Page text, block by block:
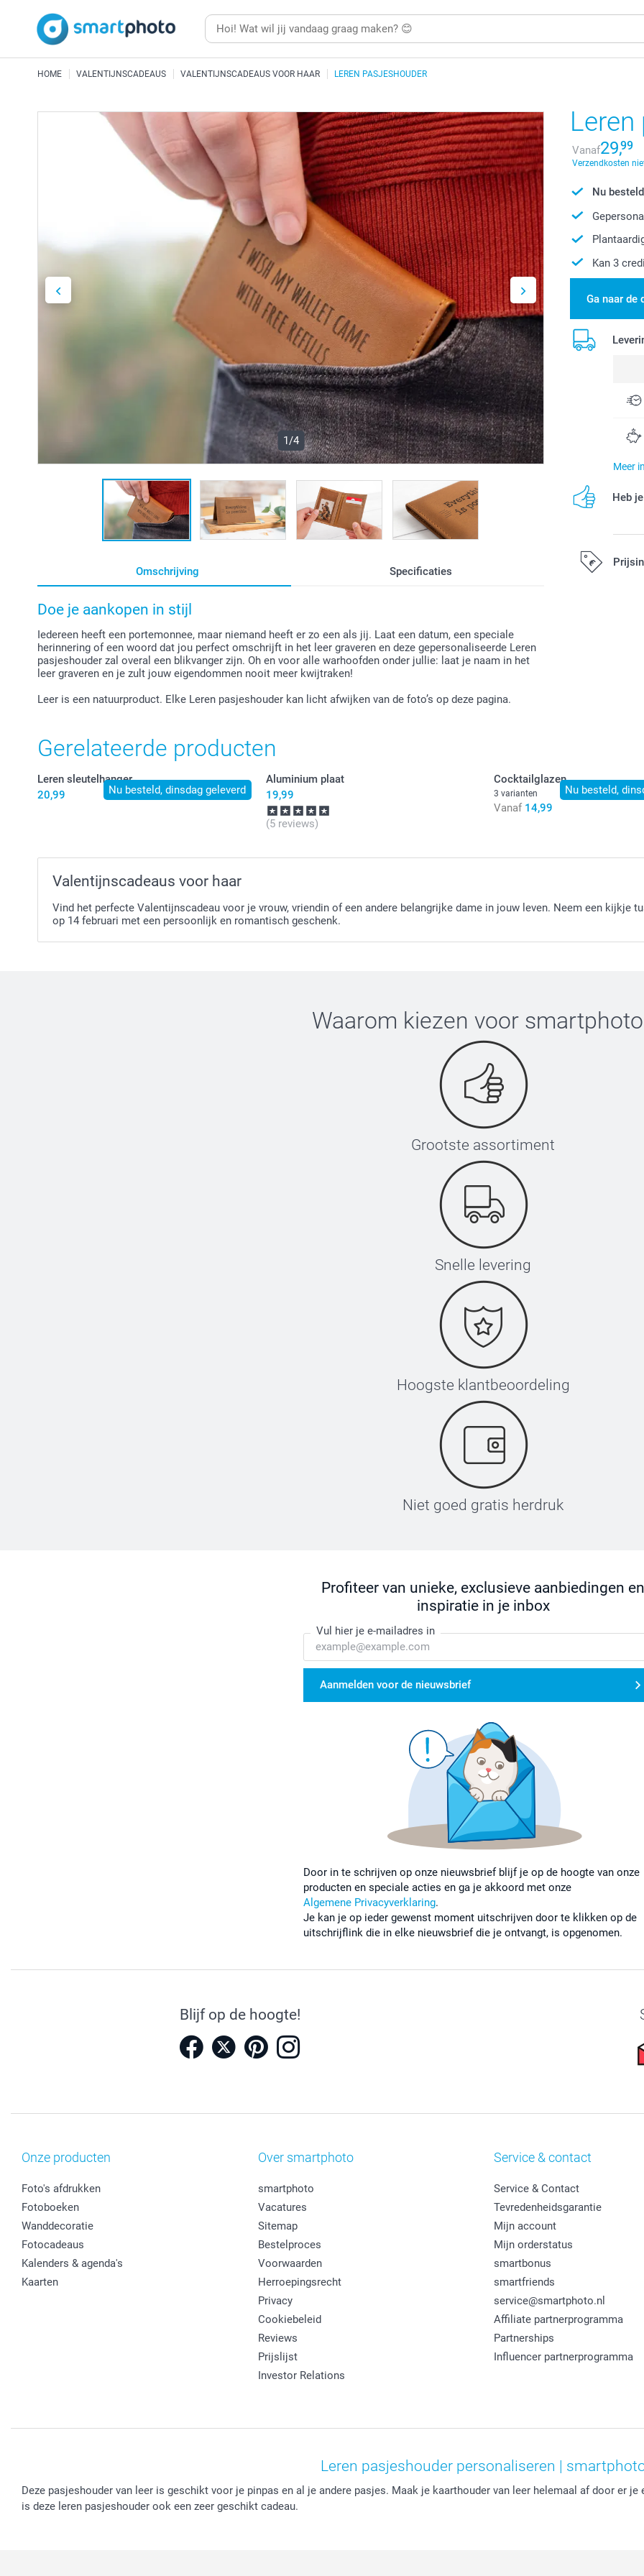
HOME VALENTIJNSCADEAUS VALENTIJNSCADEAUS VOOR HAAR LEREN PASJESHOUDER
1/4
Omschrijving Specificaties
Doe je aankopen in stijl
Iedereen heeft een portemonnee, maar niemand heeft er zo een als jij. Laat een datum, een speciale
herinnering of een woord dat jou perfect omschrijft in het leer graveren en deze gepersonaliseerde Leren
pasjeshouder zal overal een blikvanger zijn. Oh en voor alle warhoofden onder jullie: laat je naam in het
leer graveren en je zult jouw eigendommen nooit meer kwijtraken!
Leer is een natuurproduct. Elke Leren pasjeshouder kan licht afwijken van de foto’s op deze pagina.
Vanaf29,99
Verzendkosten
Nu
Kan 3
Ga naar de
Meer
Heb
Gerelateerde producten
Nu besteld, dinsdag geleverd
Leren sleutelhanger
20,99
Aluminium plaat
19,99
(5 reviews)
Nu besteld,
Cocktailglazen
3 varianten
Vanaf 14,99
Valentijnscadeaus voor haar
Vind het perfecte Valentijnscadeau voor je vrouw, vriendin of een andere belangrijke dame in jouw leven. Neem een kijkje
op 14 februari met een persoonlijk en romantisch geschenk.
Waarom kiezen voor smartphoto
Grootste assortiment
Snelle levering
Hoogste klantbeoordeling
Niet goed gratis herdruk
Profiteer van unieke, exclusieve aanbiedingen en
inspiratie in je inbox
Vul hier je e-mailadres in
Aanmelden voor de nieuwsbrief
Door in te schrijven op onze nieuwsbrief blijf je op de hoogte van onze
producten en speciale acties en ga je akkoord met onze
Algemene Privacyverklaring.
Je kan je op ieder gewenst moment uitschrijven door te klikken op de
uitschrijflink die in elke nieuwsbrief die je ontvangt, is opgenomen.
Blijf op de hoogte!
Onze producten
Foto's afdrukken
Fotoboeken
Wanddecoratie
Fotocadeaus
Kalenders & agenda's
Kaarten
Over smartphoto
smartphoto
Vacatures
Sitemap
Bestelproces
Voorwaarden
Herroepingsrecht
Privacy
Cookiebeleid
Reviews
Prijslijst
Investor Relations
Service & contact
Service & Contact
Tevredenheidsgarantie
Mijn account
Mijn orderstatus
smartbonus
smartfriends
service@smartphoto.nl
Affiliate partnerprogramma
Partnerships
Influencer partnerprogramma
Leren pasjeshouder personaliseren |
Deze pasjeshouder van leer is geschikt voor je pinpas en al je andere pasjes. Maak je kaarthouder van leer helemaal af door er
is deze leren pasjeshouder ook een zeer geschikt cadeau.